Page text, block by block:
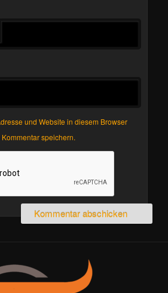
und Website in diesem Browser
speichern.